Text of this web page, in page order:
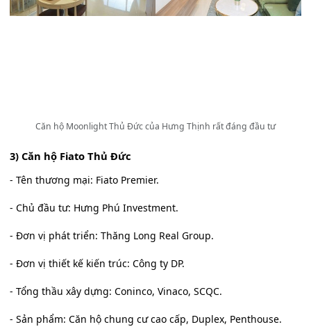
Căn hộ Moonlight Thủ Đức của Hưng Thịnh rất đáng đầu tư
3) Căn hộ Fiato Thủ Đức
- Tên thương mại: Fiato Premier.
- Chủ đầu tư: Hưng Phú Investment.
- Đơn vị phát triển: Thăng Long Real Group.
- Đơn vị thiết kế kiến trúc: Công ty DP.
- Tổng thầu xây dựng: Coninco, Vinaco, SCQC.
- Sản phẩm: Căn hộ chung cư cao cấp, Duplex, Penthouse.